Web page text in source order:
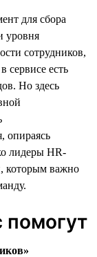
для сбора
уровня
сотрудников,
сервисе есть
Но здесь
опираясь
лидеры HR-
которым важно
помогут